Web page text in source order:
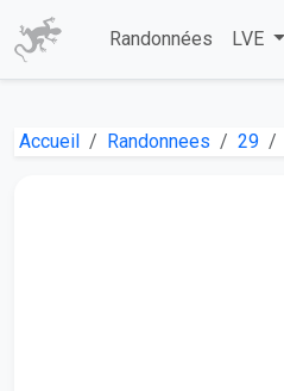
Randonnées LVE
Accueil Randonnees 29